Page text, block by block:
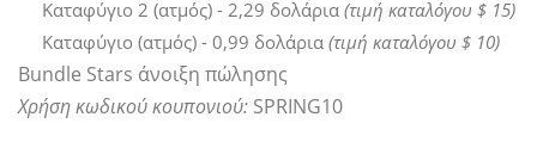
Καταφύγιο 2 (ατμός) - 2,29 δολάρια (τιμή καταλόγου $ 15)
Καταφύγιο (ατμός) - 0,99 δολάρια (τιμή καταλόγου $ 10)
Bundle Stars άνοιξη πώλησης
Χρήση κωδικού κουπονιού: SPRING10